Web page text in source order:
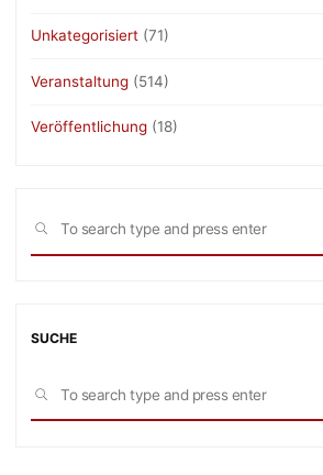
Unkategorisiert (71)
Veranstaltung (514)
Veröffentlichung (18)
SEARCH
SUCHE
SEARCH